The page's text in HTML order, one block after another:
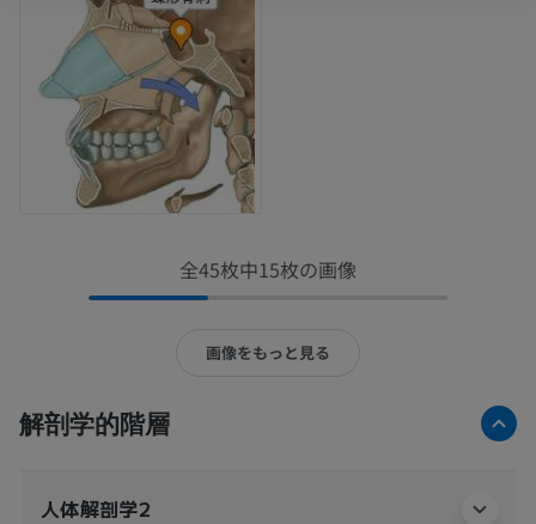
全45枚中15枚の画像
画像をもっと見る
解剖学的階層
人体解剖学2